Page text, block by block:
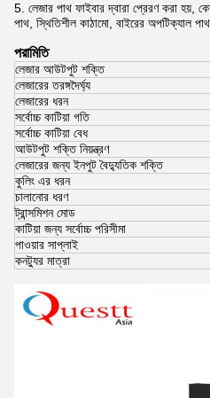
5. লেজার পাথ ফাইবার দ্বারা প্রেরণ করা হয়,
পাথ, স্থিতিশীল কাঠামো, বাইরের অপটিক্যাল
পরামিতি
লেজার আউটপুট শক্তি
লেজারের তরঙ্গদৈর্ঘ্য
লেজারের ধরন
সর্বোচ্চ কাটিয়া গতি
সর্বোচ্চ কাটিয়া বেধ
আউটপুট শক্তি নিয়ন্ত্রণ
লেজারের জন্য ইনপুট বৈদ্যুতিক শক্তি
কুলিং এর ধরন
চালানোর ধরণ
ট্রান্সমিশন মোড
কাটিয়া জন্য সর্বোচ্চ পরিসীমা
পাওয়ার সাপ্লাই
কনট্যুর মাত্রা